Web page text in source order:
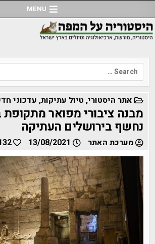
to
content
MENU
Search
for:
POSTED
IN
אתר היסטורי, טיול עתיקות, עדכוני
מבנה ציבורי מפואר מתקופת
נחשף בירושלים העתיקה
מערכת האתר